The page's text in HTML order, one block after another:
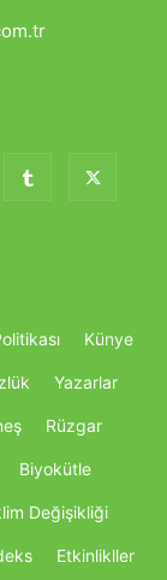
Künye
Yazarlar
Rüzgar
Biyokütle
Değişikliği
Etkinlikller